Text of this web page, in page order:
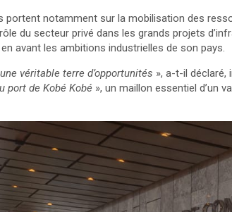
portent notamment sur la mobilisation des
du secteur privé dans les grands projets
avant les ambitions industrielles de son pays.
véritable terre d’opportunités », a-t-il déclaré,
port de Kobé Kobé », un maillon essentiel d’un